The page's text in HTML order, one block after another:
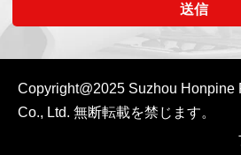
送信
Copyright@2025 Suzhou Honpine
Co., Ltd. 無断転載を禁じます。